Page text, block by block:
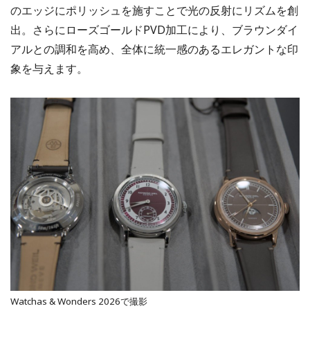
のエッジにポリッシュを施すことで光の反射にリズムを創
出。さらにローズゴールドPVD加工により、ブラウンダイ
アルとの調和を高め、全体に統一感のあるエレガントな印
象を与えます。
Watchas & Wonders 2026で撮影